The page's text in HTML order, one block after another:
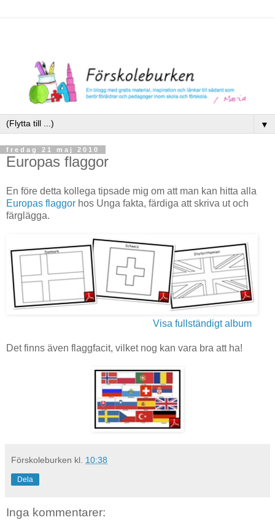
▼
fredag 21 maj 2010
Europas flaggor
En före detta kollega tipsade mig om att man kan hitta alla
Europas flaggor hos Unga fakta, färdiga att skriva ut och
färglägga.
Visa fullständigt album
Det finns även flaggfacit, vilket nog kan vara bra att ha!
Förskoleburken kl. 10:38
Dela
Inga kommentarer: